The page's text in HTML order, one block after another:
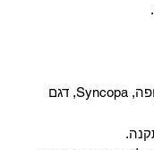
*דגם של חברת סינקופה, Syncopa, דגם